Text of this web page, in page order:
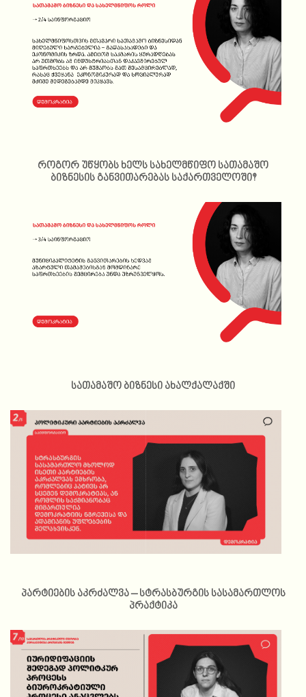
როგორ უწყობს ხელს სახელმწიფო სათამაშო
ბიზნესის განვითარებას საქართველოში?
სათამაშო ბიზნესი ახალქალაქში
პარტიების აკრძალვა – სტრასბურგის სასამართლოს
პრაქტიკა